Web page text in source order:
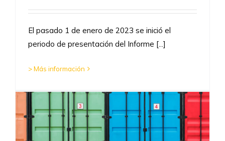
El pasado 1 de enero de 2023 se inició el
periodo de presentación del Informe [...]
> Más información